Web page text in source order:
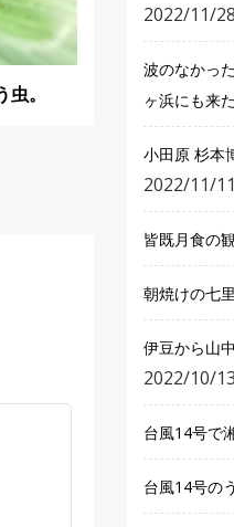
虫。
2022/11/28
波のなかっ
ヶ浜にも来
小田原 杉本
2022/11/11
皆既月食の
朝焼けの七
伊豆から山
2022/10/13
台風14号で
台風14号の